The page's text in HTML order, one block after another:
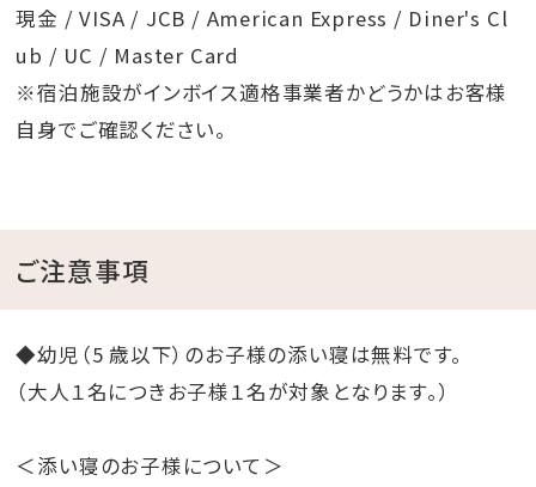
【空港】
那覇空港より車で約7分（目安として、タクシーで1，500
円前後）
料金とは別に、宿泊税を別途現地にてお支払いいただ
きます（1人1泊あたり宿泊料金の2％）。
現金 / VISA / JCB / American Express / Diner's Cl
ub / UC / Master Card
※宿泊施設がインボイス適格事業者かどうかはお客様
自身でご確認ください。
ご注意事項
◆幼児（5 歳以下）のお子様の添い寝は無料です。
（大人１名につきお子様１名が対象となります。）
＜添い寝のお子様について＞